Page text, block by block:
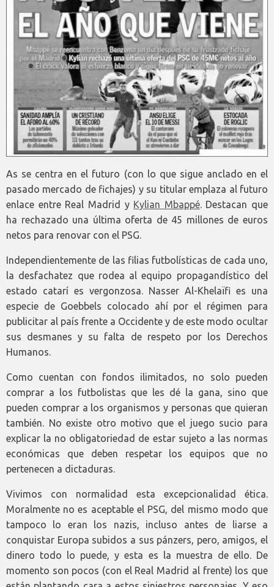
As se centra en el futuro (con lo que sigue anclado en el
pasado mercado de fichajes) y su titular emplaza al futuro
enlace entre Real Madrid y Kylian Mbappé. Destacan que
ha rechazado una última oferta de 45 millones de euros
netos para renovar con el PSG.
Independientemente de las filias futbolísticas de cada uno,
la desfachatez que rodea al equipo propagandístico del
estado catarí es vergonzosa. Nasser Al-Khelaïfi es una
especie de Goebbels colocado ahí por el régimen para
publicitar al país frente a Occidente y de este modo ocultar
sus desmanes y su falta de respeto por los Derechos
Humanos.
Como cuentan con fondos ilimitados, no solo pueden
comprar a los futbolistas que les dé la gana, sino que
pueden comprar a los organismos y personas que quieran
también. No existe otro motivo que el juego sucio para
explicar la no obligatoriedad de estar sujeto a las normas
económicas que deben respetar los equipos que no
pertenecen a dictaduras.
Vivimos con normalidad esta excepcionalidad ética.
Moralmente no es aceptable el PSG, del mismo modo que
tampoco lo eran los nazis, incluso antes de liarse a
conquistar Europa subidos a sus pánzers, pero, amigos, el
dinero todo lo puede, y esta es la muestra de ello. De
momento son pocos (con el Real Madrid al frente) los que